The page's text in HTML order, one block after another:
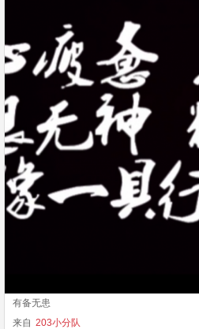
有备无患
来自 203小分队